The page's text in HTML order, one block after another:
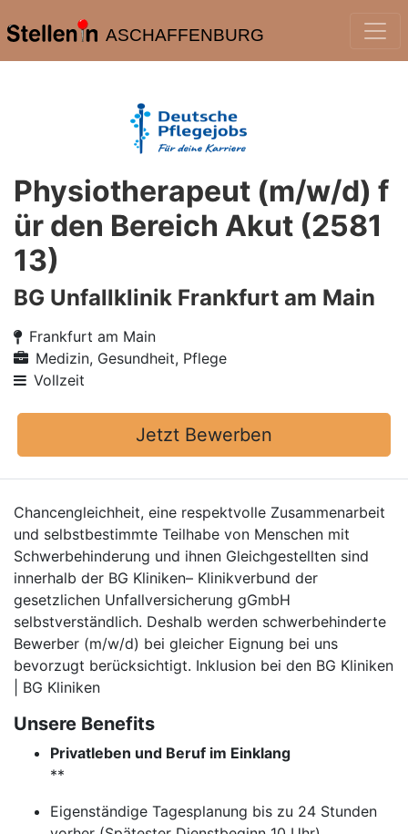
ASCHAFFENBURG
Physiotherapeut (m/w/d) f
ür den Bereich Akut (2581
13)
BG Unfallklinik Frankfurt am Main
Frankfurt am Main
Medizin, Gesundheit, Pflege
Vollzeit
Jetzt Bewerben
Chancengleichheit, eine respektvolle Zusammenarbeit
und selbstbestimmte Teilhabe von Menschen mit
Schwerbehinderung und ihnen Gleichgestellten sind
innerhalb der BG Kliniken– Klinikverbund der
gesetzlichen Unfallversicherung gGmbH
selbstverständlich. Deshalb werden schwerbehinderte
Bewerber (m/w/d) bei gleicher Eignung bei uns
bevorzugt berücksichtigt. Inklusion bei den BG Kliniken
| BG Kliniken
Unsere Benefits
Privatleben und Beruf im Einklang
**
Eigenständige Tagesplanung bis zu 24 Stunden